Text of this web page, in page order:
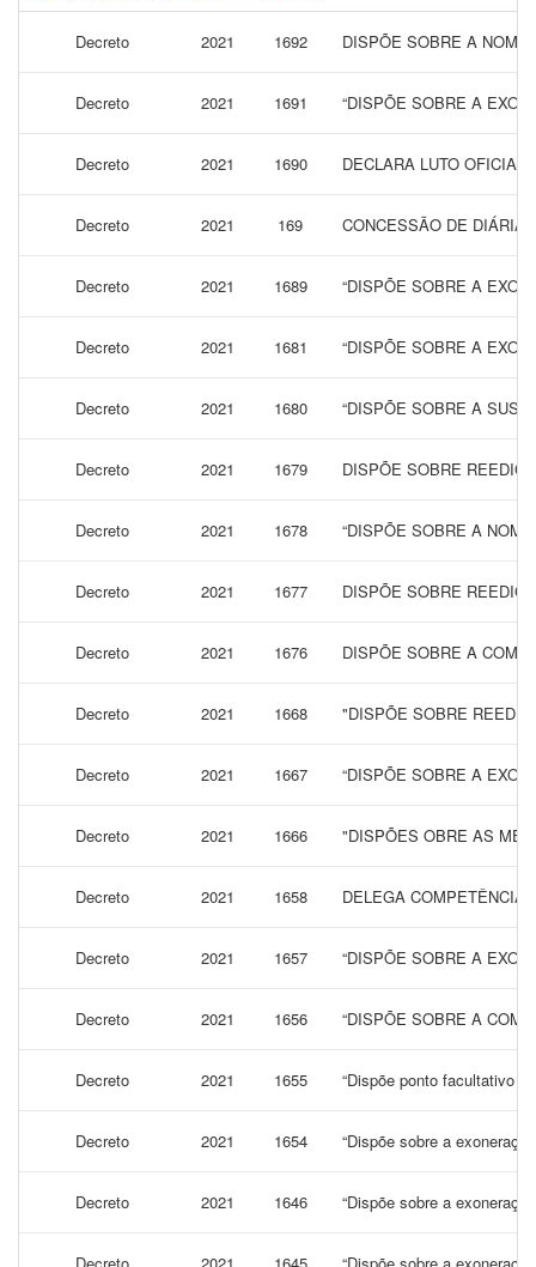
Decreto 2021 1692 DISPÕE SOBRE A
Decreto 2021 1691 “DISPÕE SOBRE A
Decreto 2021 1690 DECLARA LUTO OFICIAL
Decreto 2021 169 CONCESSÃO DE
Decreto 2021 1689 “DISPÕE SOBRE A
Decreto 2021 1681 “DISPÕE SOBRE A
Decreto 2021 1680 “DISPÕE SOBRE A
Decreto 2021 1679 DISPÕE SOBRE
Decreto 2021 1678 “DISPÕE SOBRE A
Decreto 2021 1677 DISPÕE SOBRE
Decreto 2021 1676 DISPÕE SOBRE A
Decreto 2021 1668 "DISPÕE SOBRE
Decreto 2021 1667 “DISPÕE SOBRE A
Decreto 2021 1666 "DISPÕES OBRE AS
Decreto 2021 1658 DELEGA COMPETÊNCIA
Decreto 2021 1657 “DISPÕE SOBRE A
Decreto 2021 1656 “DISPÕE SOBRE A
Decreto 2021 1655 “Dispõe ponto facultativo
Decreto 2021 1654 “Dispõe sobre a
Decreto 2021 1646 “Dispõe sobre a